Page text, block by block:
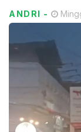
ANDRI -